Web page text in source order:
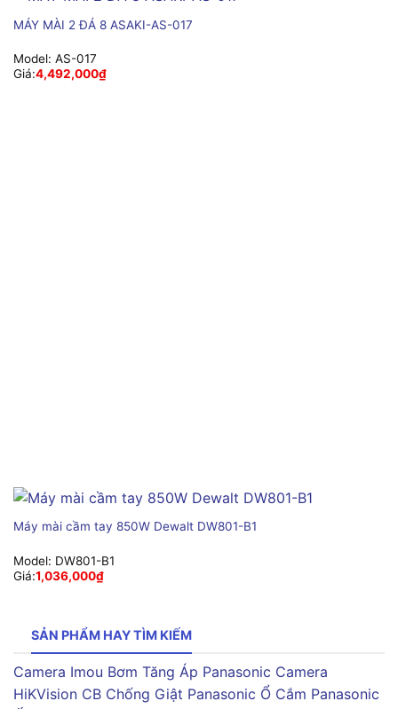
MÁY MÀI 2 ĐÁ 8 ASAKI-AS-017
Model: AS-017
Giá:4,492,000₫
Máy mài cầm tay 850W Dewalt DW801-B1
Model: DW801-B1
Giá:1,036,000₫
SẢN PHẨM HAY TÌM KIẾM
Camera Imou Bơm Tăng Áp Panasonic Camera
HiKVision CB Chống Giật Panasonic Ổ Cắm Panasonic